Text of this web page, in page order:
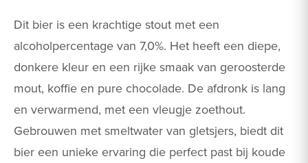
Dit bier is een krachtige stout met een
alcoholpercentage van 7,0%. Het heeft een diepe,
donkere kleur en een rijke smaak van geroosterde
mout, koffie en pure chocolade. De afdronk is lang
en verwarmend, met een vleugje zoethout.
Gebrouwen met smeltwater van gletsjers, biedt dit
bier een unieke ervaring die perfect past bij koude